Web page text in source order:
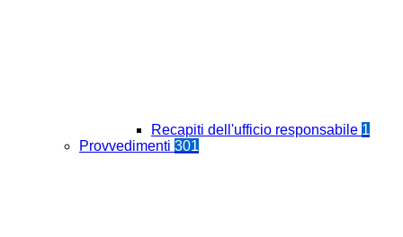
Recapiti dell'ufficio responsabile 1
Provvedimenti 301